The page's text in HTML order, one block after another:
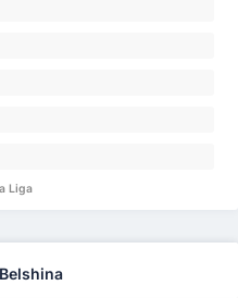
Liga
Belshina